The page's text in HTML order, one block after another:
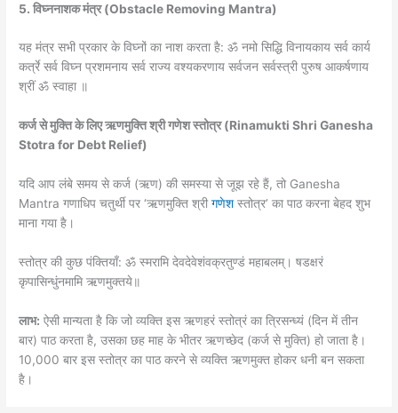
5. विघ्ननाशक मंत्र (Obstacle Removing Mantra)
यह मंत्र सभी प्रकार के विघ्नों का नाश करता है: ॐ नमो सिद्धि विनायकाय सर्व कार्य
कर्त्रे सर्व विघ्न प्रशमनाय सर्व राज्य वश्यकरणाय सर्वजन सर्वस्त्री पुरुष आकर्षणाय
श्रीं ॐ स्वाहा ॥
कर्ज से मुक्ति के लिए ऋणमुक्ति श्री गणेश स्तोत्र (Rinamukti Shri Ganesha
Stotra for Debt Relief)
यदि आप लंबे समय से कर्ज (ऋण) की समस्या से जूझ रहे हैं, तो Ganesha
Mantra गणाधिप चतुर्थी पर ‘ऋणमुक्ति श्रीगणेशस्तोत्र’ का पाठ करना बेहद शुभ
माना गया है।
स्तोत्र की कुछ पंक्तियाँ: ॐ स्मरामि देवदेवेशंवक्रतुण्डं महाबलम्। षडक्षरं
कृपासिन्धुंनमामि ऋणमुक्तये॥
लाभ: ऐसी मान्यता है कि जो व्यक्ति इस ऋणहरं स्तोत्रं का त्रिसन्ध्यं (दिन में तीन
बार) पाठ करता है, उसका छह माह के भीतर ऋणच्छेद (कर्ज से मुक्ति) हो जाता है।
10,000 बार इस स्तोत्र का पाठ करने से व्यक्ति ऋणमुक्त होकर धनी बन सकता
है।